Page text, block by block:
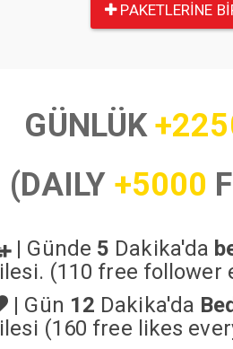
PAKETLERINE
GÜNLÜK
(DAILY +5000
| Günde 5 Dakika'da
(110 free follower
| Gün 12 Dakika'da
(160 free likes